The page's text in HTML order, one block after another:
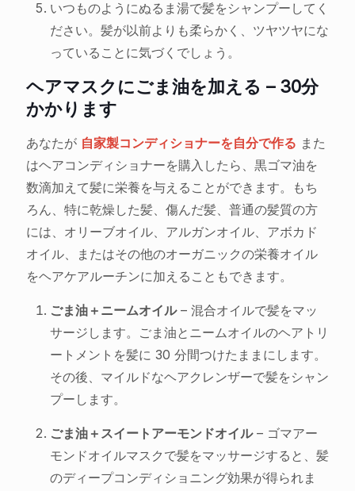
いつものようにぬるま湯で髪をシャンプーしてく
ださい。髪が以前よりも柔らかく、ツヤツヤにな
っていることに気づくでしょう。
ヘアマスクにごま油を加える – 30分
かかります
あなたが 自家製コンディショナーを自分で作る また
はヘアコンディショナーを購入したら、黒ゴマ油を
数滴加えて髪に栄養を与えることができます。もち
ろん、特に乾燥した髪、傷んだ髪、普通の髪質の方
には、オリーブオイル、アルガンオイル、アボカド
オイル、またはその他のオーガニックの栄養オイル
をヘアケアルーチンに加えることもできます。
ごま油＋ニームオイル– 混合オイルで髪をマッ
サージします。ごま油とニームオイルのヘアトリ
ートメントを髪に 30 分間つけたままにします。
その後、マイルドなヘアクレンザーで髪をシャン
プーします。
ごま油＋スイートアーモンドオイル– ゴマアー
モンドオイルマスクで髪をマッサージすると、髪
のディープコンディショニング効果が得られま